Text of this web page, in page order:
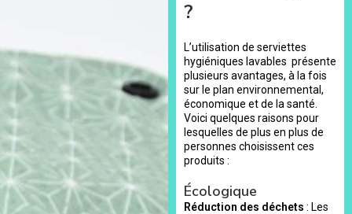
?
L’utilisation de serviettes
hygiéniques lavables présente
plusieurs avantages, à la fois
sur le plan environnemental,
économique et de la santé.
Voici quelques raisons pour
lesquelles de plus en plus de
personnes choisissent ces
produits :
Écologique
Réduction des déchets : Les